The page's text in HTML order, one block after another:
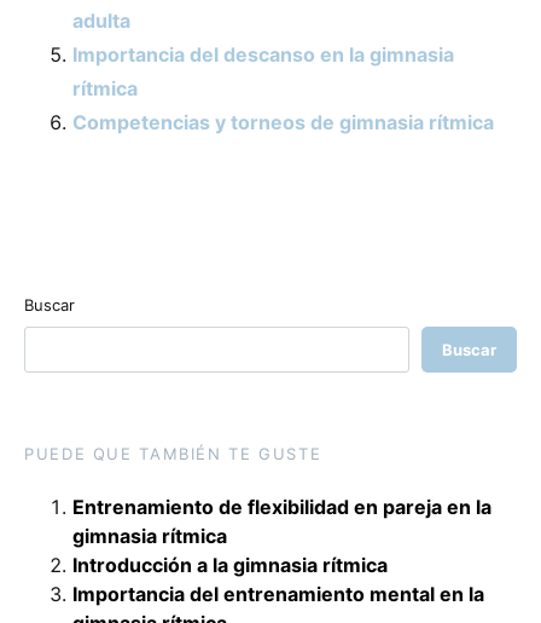
adulta
Importancia del descanso en la gimnasia
rítmica
Competencias y torneos de gimnasia rítmica
Buscar
Buscar
PUEDE QUE TAMBIÉN TE GUSTE
Entrenamiento de flexibilidad en pareja en la
gimnasia rítmica
Introducción a la gimnasia rítmica
Importancia del entrenamiento mental en la